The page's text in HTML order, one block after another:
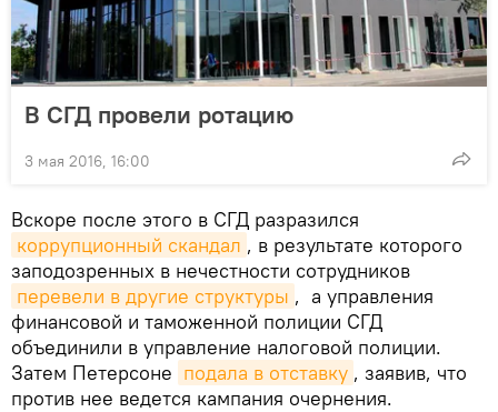
В СГД провели ротацию
3 мая 2016, 16:00
Вскоре после этого в СГД разразился
коррупционный скандал , в результате которого
заподозренных в нечестности сотрудников
перевели в другие структуры , а управления
финансовой и таможенной полиции СГД
объединили в управление налоговой полиции.
Затем Петерсоне подала в отставку , заявив, что
против нее ведется кампания очернения.